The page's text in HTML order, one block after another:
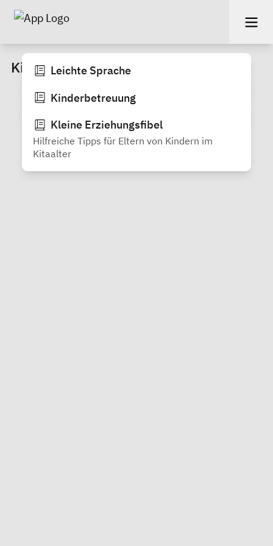
Kindergartenalter
Leichte Sprache
Kinderbetreuung
Kleine Erziehungsfibel
Hilfreiche Tipps für Eltern von Kindern im
Kitaalter